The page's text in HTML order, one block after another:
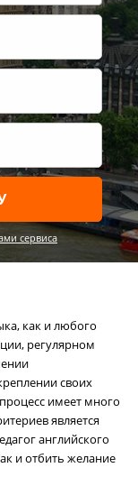
сервиса
как и любого
регулярном
своих
имеет много
является
английского
и отбить желание